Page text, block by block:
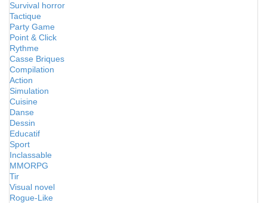
Survival horror
Tactique
Party Game
Point & Click
Rythme
Casse Briques
Compilation
Action
Simulation
Cuisine
Danse
Dessin
Educatif
Sport
Inclassable
MMORPG
Tir
Visual novel
Rogue-Like